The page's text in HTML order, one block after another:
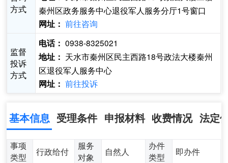
方式
秦州区政务服务中心退役军人服务分厅1号窗口
网址： 前往咨询
监督
投诉
方式
电话： 0938-8325021
地址： 天水市秦州区民主西路18号政法大楼秦州
区退役军人服务中心
网址： 前往投诉
基本信息 受理条件 申报材料 收费情况 法定
事项
类型
行政给付
服务
对象
自然人
办件
类型
即办件